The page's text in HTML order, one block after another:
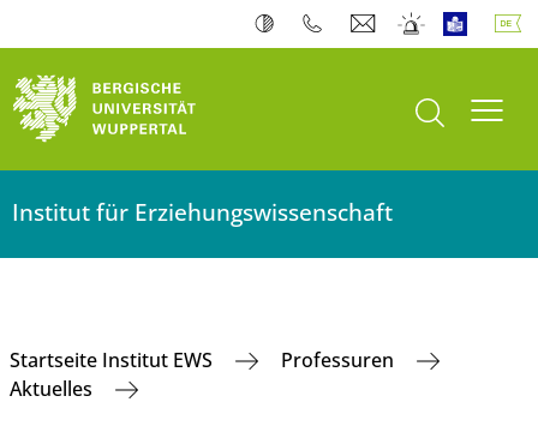
Suche öffnen
Institut für Erziehungswissenschaft
Startseite Institut EWS
Professuren
Aktuelles